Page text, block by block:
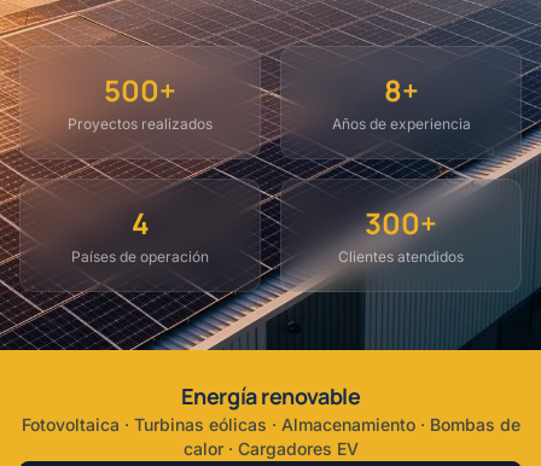
500+
Proyectos realizados
8+
Años de experiencia
4
Países de operación
300+
Clientes atendidos
Energía renovable
Fotovoltaica · Turbinas eólicas · Almacenamiento · Bombas de
calor · Cargadores EV